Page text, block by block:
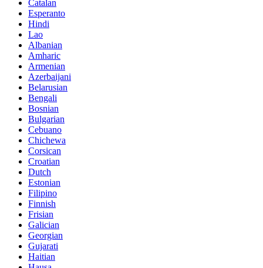
Catalan
Esperanto
Hindi
Lao
Albanian
Amharic
Armenian
Azerbaijani
Belarusian
Bengali
Bosnian
Bulgarian
Cebuano
Chichewa
Corsican
Croatian
Dutch
Estonian
Filipino
Finnish
Frisian
Galician
Georgian
Gujarati
Haitian